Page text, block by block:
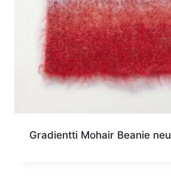
Gradientti Mohair Beanie